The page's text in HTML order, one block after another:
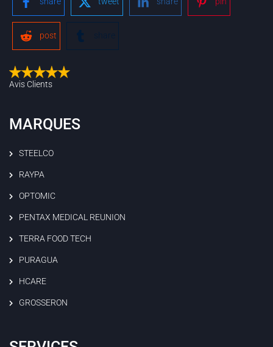
post share
Avis Clients
MARQUES
STEELCO
RAYPA
OPTOMIC
PENTAX MEDICAL REUNION
TERRA FOOD TECH
PURAGUA
HCARE
GROSSERON